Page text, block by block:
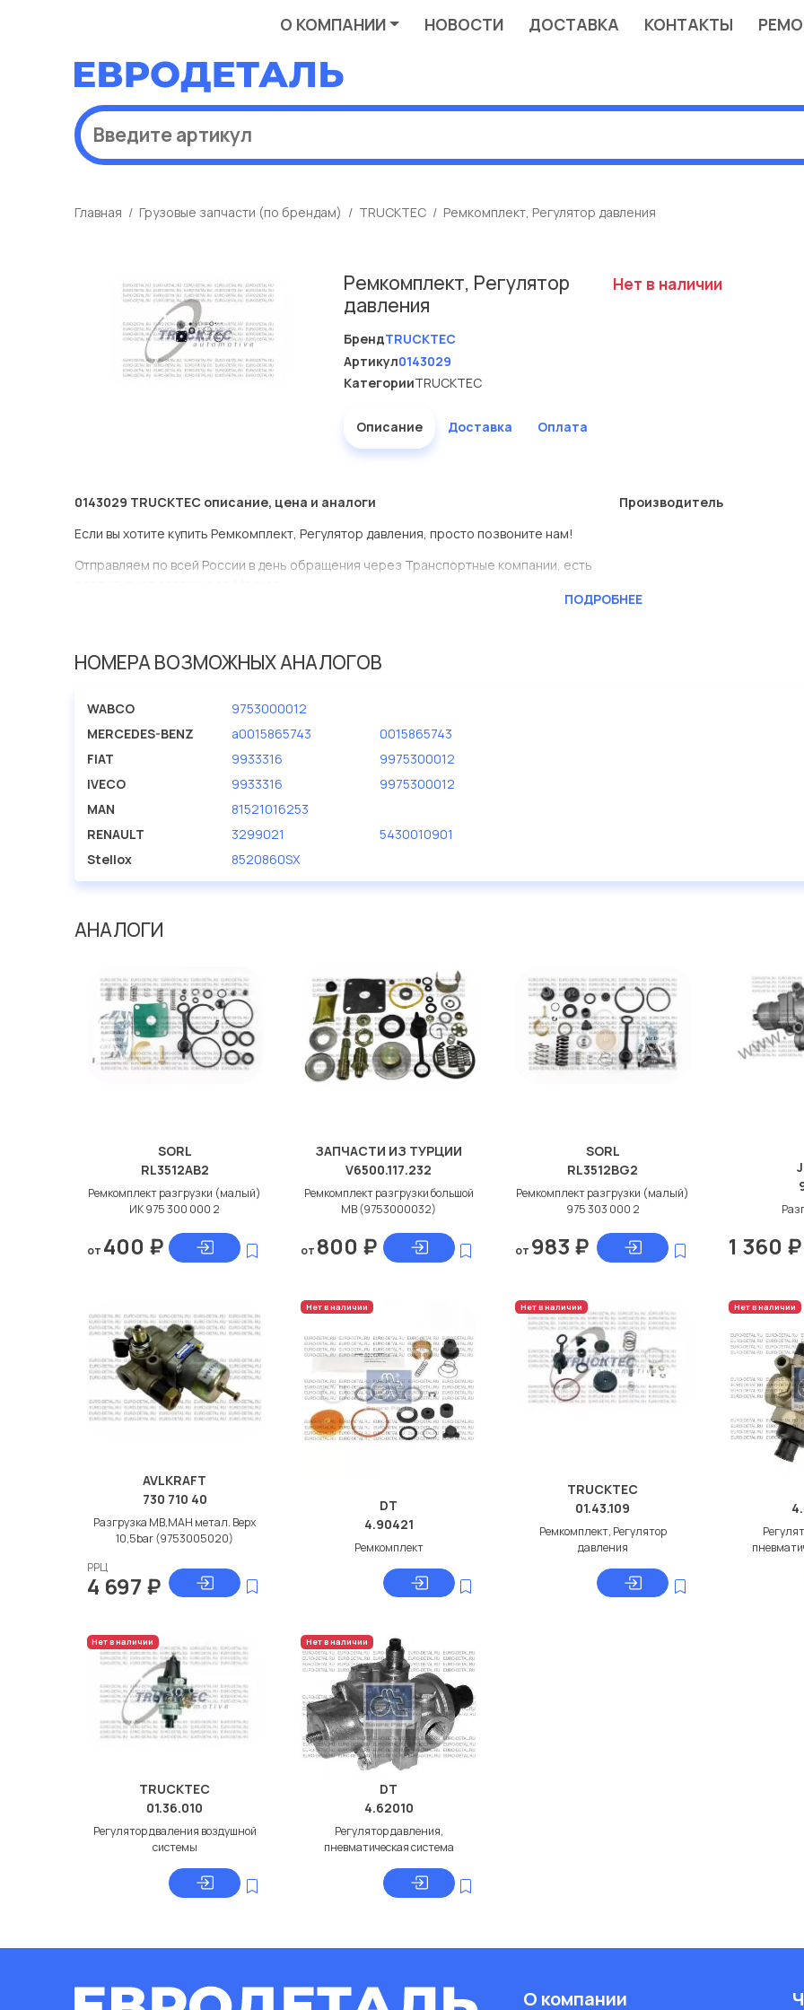
О КОМПАНИИ НОВОСТИ ДОСТАВКА КОНТАКТЫ
Главная Грузовые запчасти (по брендам) TRUCKTEC Ремкомплект, Регулятор давления
Ремкомплект, Регулятор
давления
БрендTRUCKTEC
Артикул0143029
КатегорииTRUCKTEC
Нет в наличии
Описание Доставка Оплата
0143029 TRUCKTEC описание, цена и аналоги
Если вы хотите купить Ремкомплект, Регулятор давления, просто позвоните нам!
Отправляем по всей России в день обращения через Транспортные компании, есть
Мы продаем сертифицированные колодки тормозные дисковые с гарантией от
Производитель
ПОДРОБНЕЕ
НОМЕРА ВОЗМОЖНЫХ АНАЛОГОВ
WABCO
9753000012
MERCEDES-BENZ
a0015865743
0015865743
FIAT
9933316
9975300012
IVECO
9933316
9975300012
MAN
81521016253
RENAULT
3299021
5430010901
Stellox
8520860SX
АНАЛОГИ
SORL
RL3512AB2
Ремкомплект разгрузки (малый)
ИК 975 300 000 2
от 400 ₽
ЗАПЧАСТИ ИЗ ТУРЦИИ
V6500.117.232
Ремкомплект разгрузки большой
МВ (9753000032)
от 800 ₽
SORL
RL3512BG2
Ремкомплект разгрузки (малый)
975 303 000 2
от 983 ₽ 1 360 ₽
AVLKRAFT
730 710 40
Разгрузка МВ,МАН метал. Верх
10,5bar (9753005020)
РРЦ
4 697 ₽
Нет в наличии
DT
4.90421
Ремкомплект
Нет в наличии
TRUCKTEC
01.43.109
Ремкомплект, Регулятор
давления
Нет в наличии
Нет в наличии
TRUCKTEC
01.36.010
Регулятор дваления воздушной
системы
Нет в наличии
DT
4.62010
Регулятор давления,
пневматическая система
О компании